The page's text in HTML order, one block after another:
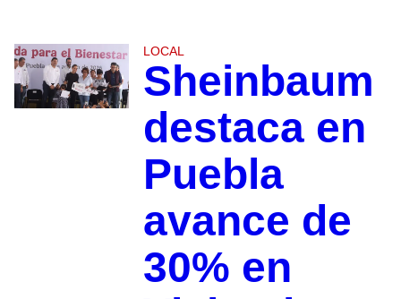
LOCAL
Sheinbaum
destaca en
Puebla
avance de
30% en